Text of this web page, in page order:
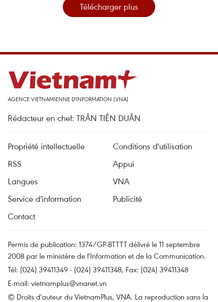
Télécharger plus
AGENCE VIETNAMIENNE D'INFORMATION (VNA)
Rédacteur en chef: TRÂN TIÊN DUÂN
Propriété intellectuelle
Conditions d'utilisation
RSS
Appui
Langues
VNA
Service d'information
Publicité
Contact
Permis de publication: 1374/GP-BTTTT délivré le 11 septembre
2008 par le ministère de l'Information et de la Communication.
Tél: (024) 39411349 - (024) 39411348, Fax: (024) 39411348
E-mail: vietnamplus@vnanet.vn
© Droits d'auteur du VietnamPlus, VNA. La reproduction sans la